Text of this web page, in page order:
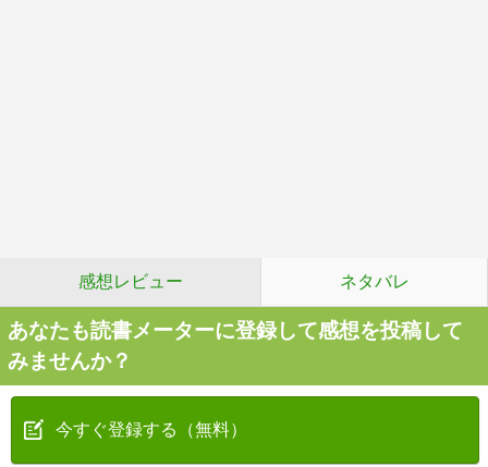
感想レビュー ネタバレ
あなたも読書メーターに登録して感想を投稿して
みませんか？
今すぐ登録する（無料）